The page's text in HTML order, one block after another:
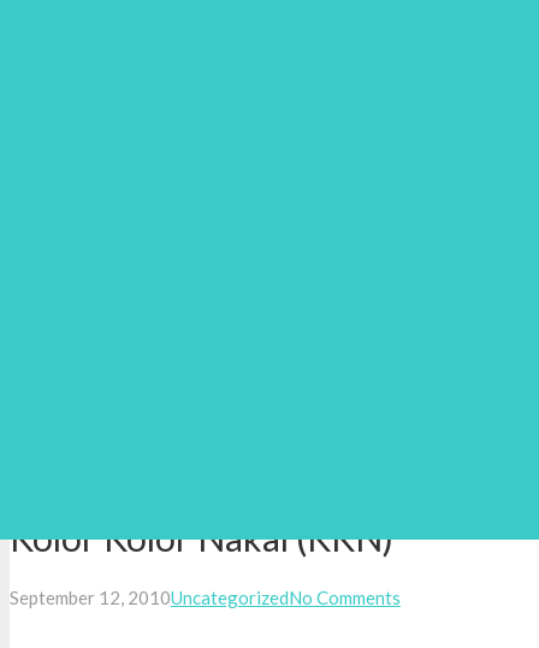
Kolor Kolor Nakal (KKN)
September 12, 2010UncategorizedNo Comments